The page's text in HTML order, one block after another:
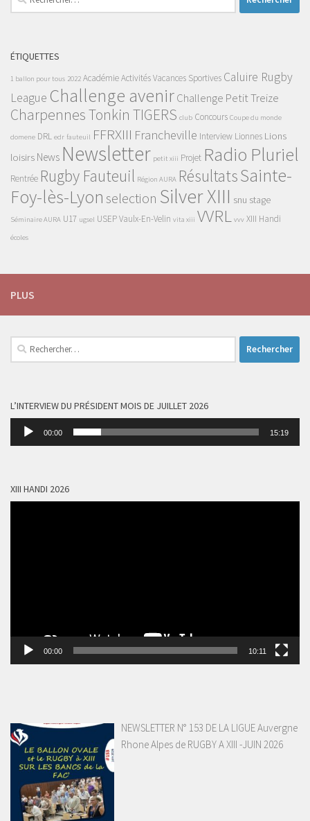
ÉTIQUETTES
1 ballon pour tous 2022 AcadémieActivités Vacances Sportives Caluire Rugby
League Challenge avenirChallenge Petit Treize
Charpennes Tonkin TIGERS club Concours Coupe du monde
domene DRL edr fauteuil FFRXIII Francheville Interview Lionnes Lions
loisirs News Newsletter petit xiii Projet Radio Pluriel
Rentrée Rugby Fauteuil Région AURA RésultatsSainte-
Foy-lès-Lyon selection Silver XIII snu stage
Séminaire AURA U17 ugsel USEPVaulx-En-Velin vita xiii VVRL vvv XIII Handi
écoles
PLUS
Rechercher :
L’INTERVIEW DU PRÉSIDENT MOIS DE JUILLET 2026
Lecteur
00:00 15:19
XIII HANDI 2026
00:00 10:11
NEWSLETTER N° 153 DE LA LIGUE Auvergne
Rhone Alpes de RUGBY A XIII -JUIN 2026